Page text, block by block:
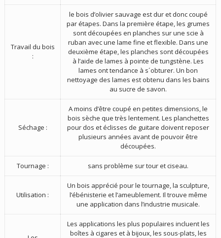
Travail du bois
:
le bois d’olivier sauvage est dur et donc coupé
par étapes. Dans la première étape, les grumes
sont découpées en planches sur une scie à
ruban avec une lame fine et flexible. Dans une
deuxième étape, les planches sont découpées
à l’aide de lames à pointe de tungstène. Les
lames ont tendance à s´obturer. Un bon
nettoyage des lames est obtenu dans les bains
au sucre de savon.
Séchage :
A moins d’être coupé en petites dimensions, le
bois sèche que très lentement. Les planchettes
pour dos et éclisses de guitare doivent reposer
plusieurs années avant de pouvoir être
découpées.
Tournage : sans problème sur tour et ciseau.
Utilisation :
Un bois apprécié pour le tournage, la sculpture,
l’ébénisterie et l’ameublement. Il trouve même
une application dans l’industrie musicale.
Les applications les plus populaires incluent les
boîtes à cigares et à bijoux, les sous-plats, les